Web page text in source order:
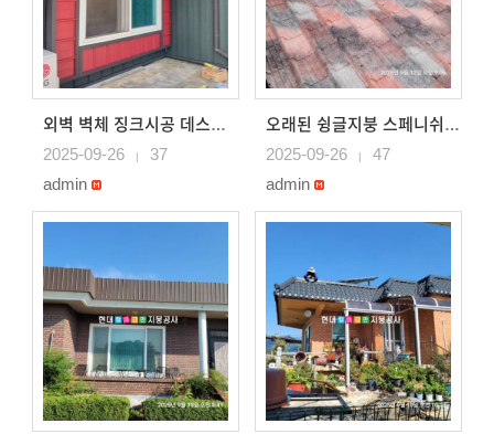
외벽 벽체 징크시공 데스리 징크시공 부천지붕공사
2025-09-26 |
37
admin
오래된 슁글지붕 스페니쉬 지붕으로 시공 안산지붕공사
2025-09-26 |
47
admin